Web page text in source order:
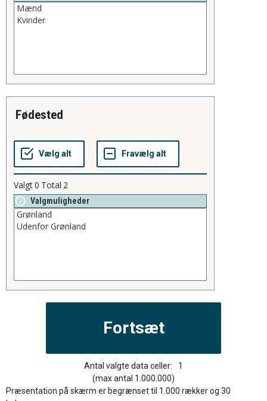
fødested
Valgt0 Total 2
Valgmuligheder
Antal valgte data celler:
1
(max antal 1.000.000)
Præsentation på skærm er begrænset til 1.000 rækker og 30